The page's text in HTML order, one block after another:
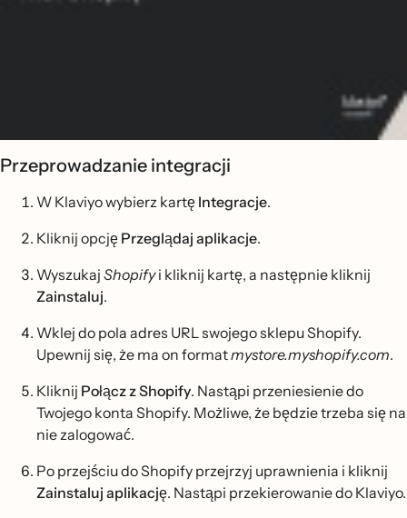
Przeprowadzanie integracji
W Klaviyo wybierz kartę Integracje.
Kliknij opcję Przeglądaj aplikacje.
Wyszukaj Shopifyi kliknij kartę, a następnie kliknij
Zainstaluj.
Wklej do pola adres URL swojego sklepu Shopify.
Upewnij się, że ma on formatmystore.myshopify.com.
Kliknij Połącz z Shopify. Nastąpi przeniesienie do
Twojego konta Shopify. Możliwe, że będzie trzeba się na
nie zalogować.
Po przejściu do Shopify przejrzyj uprawnienia i kliknij
Zainstaluj aplikację. Nastąpi przekierowanie do Klaviyo.